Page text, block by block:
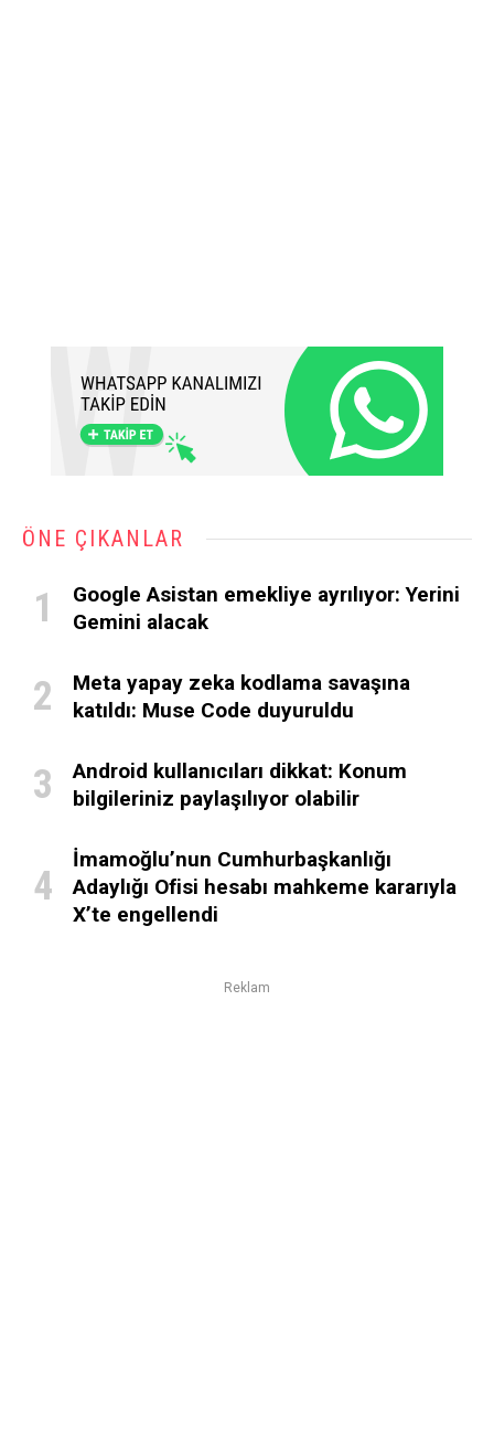
ÖNE ÇIKANLAR
Google Asistan emekliye ayrılıyor: Yerini
Gemini alacak
Meta yapay zeka kodlama savaşına
katıldı: Muse Code duyuruldu
Android kullanıcıları dikkat: Konum
bilgileriniz paylaşılıyor olabilir
İmamoğlu’nun Cumhurbaşkanlığı
Adaylığı Ofisi hesabı mahkeme kararıyla
X’te engellendi
Reklam